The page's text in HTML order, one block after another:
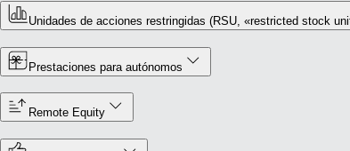
Unidades de acciones restringidas (RSU, «restricted stock
Prestaciones para autónomos
Remote Equity